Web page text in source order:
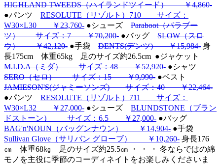
HIGHLAND TWEEDS（ハイランドツイード） ￥4,860-
●パンツ RESOLUTE（リゾルト）710 サイズ：
W30×L30 ￥23,760- ●シューズ Paraboot（パラブー
ツ） サイズ：7 ￥70,200- ●バッグ SLOW（スロ
ウ） ￥42,120- ●手袋 DENTS(デンツ) ￥15,984- 身
長175cm 体重65kg 足のサイズ約26.5cm ●ジャケット
M.I.D.A（ミダ） サイズ：48 ￥52,920- ●シャツ
SERO（セロ） サイズ：15 ￥9,990- ●ベスト
JAMIESON'S(ジャミーソンズ) サイズ：40 ￥22,464-
●パンツ RESOLUTE（リゾルト）711 サイズ：
W30×L32 ￥27,000- ●シューズ BLUNDSTONE（ブラン
ドストーン） サイズ：6.5 ￥27,000- ●バッグ
BAG'n'NOUN（バッグンナウン） ￥14,904- ●手袋
Sullivan Glove（サリバン グローブ） ￥10,260- 身長176
㎝ 体重68㎏ 足のサイズ約25.5㎝ ・ ・ ・ 冬ならではの綿
モノを主役に季節のコーディネイトをお楽しみくださいま